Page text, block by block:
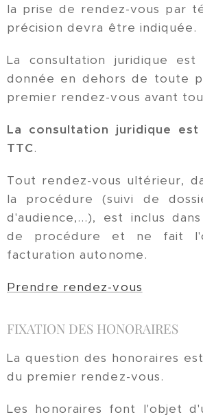
la prise de rendez-vous par
précision devra être indiquée.
La consultation juridique est
donnée en dehors de toute
premier rendez-vous avant
La consultation juridique
TTC.
Tout rendez-vous ultérieur,
la procédure (suivi de
d'audience,...), est inclus
de procédure et ne fait
facturation autonome.
Prendre rendez-vous
FIXATION DES HONORAIRES
La question des honoraires
du premier rendez-vous.
Les honoraires font l'objet